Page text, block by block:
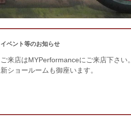
イベント等のお知らせ
ご来店はMYPerformanceにご来店下さい。
新ショールームも御座います。